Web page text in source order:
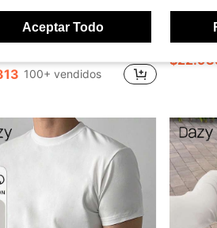
Dazy Store
100+ vendidos
4
Aceptar Todo